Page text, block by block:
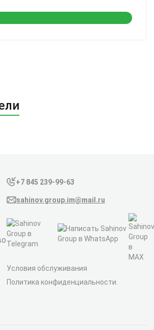
+7 845 239-99-63
sahinov.group.im@mail.ru
Условия обслуживания
Политика конфиденциальности.